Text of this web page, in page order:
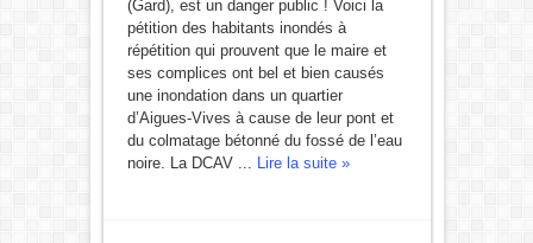
(Gard), est un danger public ! Voici la
pétition des habitants inondés à
répétition qui prouvent que le maire et
ses complices ont bel et bien causés
une inondation dans un quartier
d’Aigues-Vives à cause de leur pont et
du colmatage bétonné du fossé de l’eau
noire. La DCAV ... Lire la suite »